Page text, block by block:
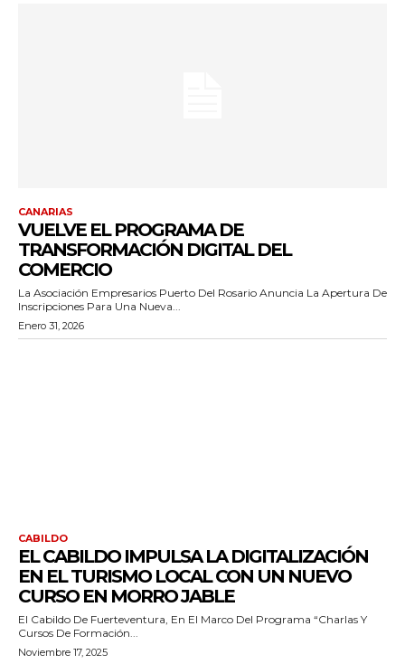
CANARIAS
VUELVE EL PROGRAMA DE
TRANSFORMACIÓN DIGITAL DEL
COMERCIO
La Asociación Empresarios Puerto Del Rosario Anuncia La Apertura De
Inscripciones Para Una Nueva...
Enero 31, 2026
CABILDO
EL CABILDO IMPULSA LA DIGITALIZACIÓN
EN EL TURISMO LOCAL CON UN NUEVO
CURSO EN MORRO JABLE
El Cabildo De Fuerteventura, En El Marco Del Programa “Charlas Y
Cursos De Formación...
Noviembre 17, 2025